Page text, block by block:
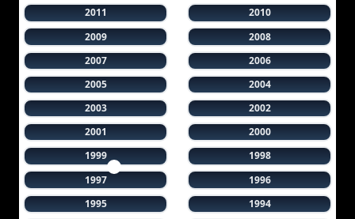
2011
2010
2009
2008
2007
2006
2005
2004
2003
2002
2001
2000
1999
1998
1997
1996
1995
1994